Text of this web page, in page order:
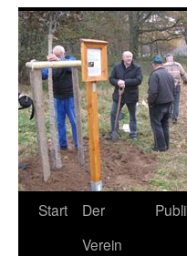
Start
Der
Verein